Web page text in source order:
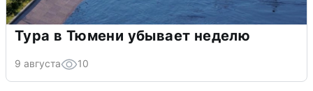
Тура в Тюмени убывает неделю
9 августа 10